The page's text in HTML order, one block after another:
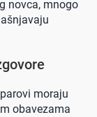
novca, mnogo
moraju
obavezama